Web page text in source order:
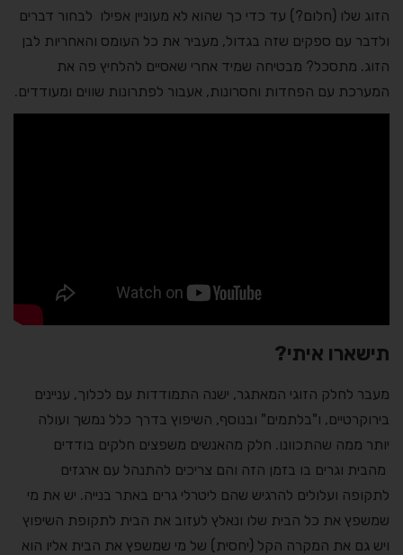
הזוג שלו (חלום?) עד כדי כך שהוא לא מעוניין אפילו לבחור דברים
ולדבר עם ספקים שזה בגדול, מעביר את כל העומס והאחריות לבן
הזוג. מתסכל? מבטיחה שמיד אחרי שאסיים להלחיץ פה את
המערכת עם הפחדות וחסרונות, אעבור לפתרונות שווים ומעודדים.
תישארו איתי?
מעבר לחלק הזוגי המאתגר, ישנה התמודדות עם לכלוך, עניינים
בירוקרטיים, ו"בלתמים" ובנוסף, השיפוץ בדרך כלל נמשך ועולה
יותר ממה שהתכוונו. חלק מהאנשים משפצים חלקים בודדים
מהבית וגרים בו בזמן הזה והם צריכים להתנהל עם ארגזים
לתקופה ועלולים להרגיש שהם ליטרלי גרים באתר בנייה. יש את מי
שמשפץ את כל הבית שלו ונאלץ לעזוב את הבית לתקופת השיפוץ
ויש גם את המקרה הקל (יחסית) של מי שמשפץ את הבית אליו הוא